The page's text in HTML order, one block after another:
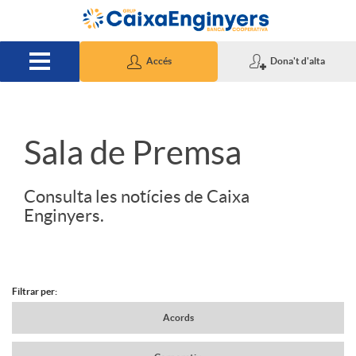
Salta al contingut principal
Accés Dona't d'alta
S
d
Sala de Premsa
Consulta les notícies de Caixa
Enginyers.
N
Filtrar per:
Acords